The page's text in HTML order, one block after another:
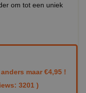
om tot een uniek
maar €4,95 !
3201 )